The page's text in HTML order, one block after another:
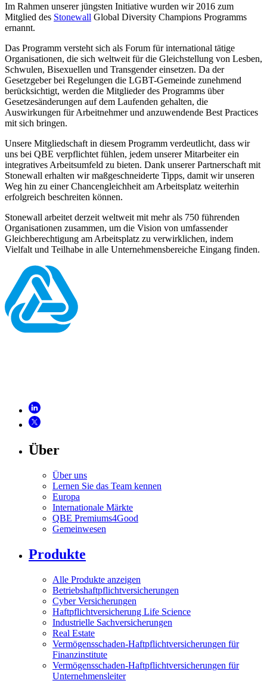
Im Rahmen unserer jüngsten Initiative wurden wir 2016 zum
Mitglied des Stonewall Global Diversity Champions Programms
ernannt.
Das Programm versteht sich als Forum für international tätige
Organisationen, die sich weltweit für die Gleichstellung von Lesben,
Schwulen, Bisexuellen und Transgender einsetzen. Da der
Gesetzgeber bei Regelungen die LGBT-Gemeinde zunehmend
berücksichtigt, werden die Mitglieder des Programms über
Gesetzesänderungen auf dem Laufenden gehalten, die
Auswirkungen für Arbeitnehmer und anzuwendende Best Practices
mit sich bringen.
Unsere Mitgliedschaft in diesem Programm verdeutlicht, dass wir
uns bei QBE verpflichtet fühlen, jedem unserer Mitarbeiter ein
integratives Arbeitsumfeld zu bieten. Dank unserer Partnerschaft mit
Stonewall erhalten wir maßgeschneiderte Tipps, damit wir unseren
Weg hin zu einer Chancengleichheit am Arbeitsplatz weiterhin
erfolgreich beschreiten können.
Stonewall arbeitet derzeit weltweit mit mehr als 750 führenden
Organisationen zusammen, um die Vision von umfassender
Gleichberechtigung am Arbeitsplatz zu verwirklichen, indem
Vielfalt und Teilhabe in alle Unternehmensbereiche Eingang finden.